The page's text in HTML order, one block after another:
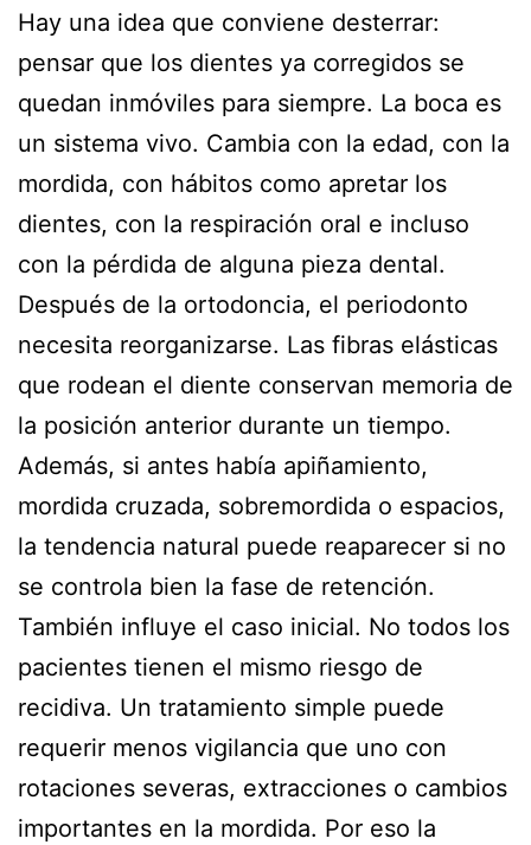
Hay una idea que conviene desterrar:
pensar que los dientes ya corregidos se
quedan inmóviles para siempre. La boca es
un sistema vivo. Cambia con la edad, con la
mordida, con hábitos como apretar los
dientes, con la respiración oral e incluso
con la pérdida de alguna pieza dental.
Después de la ortodoncia, el periodonto
necesita reorganizarse. Las fibras elásticas
que rodean el diente conservan memoria de
la posición anterior durante un tiempo.
Además, si antes había apiñamiento,
mordida cruzada, sobremordida o espacios,
la tendencia natural puede reaparecer si no
se controla bien la fase de retención.
También influye el caso inicial. No todos los
pacientes tienen el mismo riesgo de
recidiva. Un tratamiento simple puede
requerir menos vigilancia que uno con
rotaciones severas, extracciones o cambios
importantes en la mordida. Por eso la